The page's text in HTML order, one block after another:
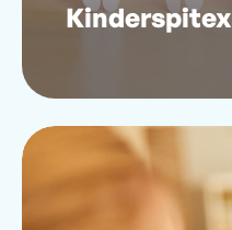
Kinderspitex